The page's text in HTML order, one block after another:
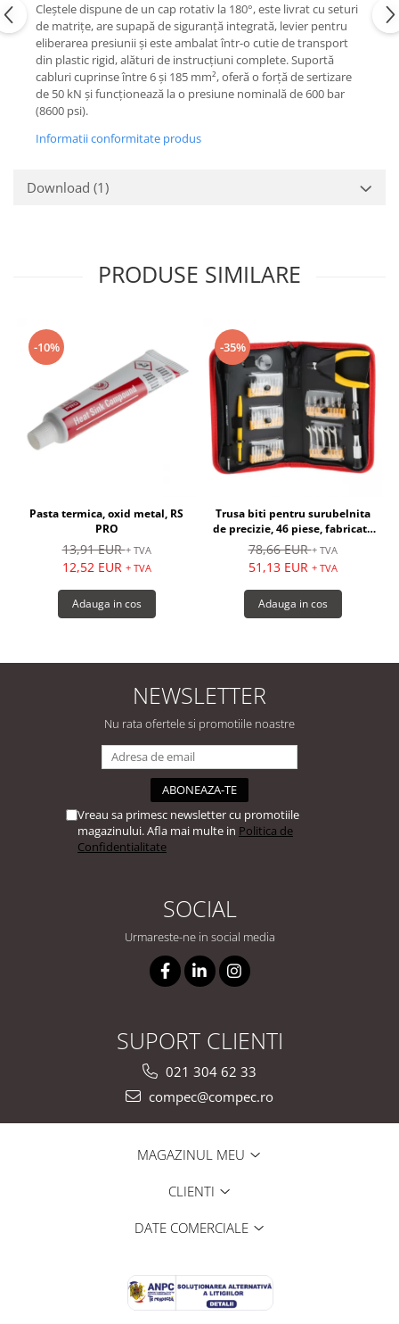
Cleștele dispune de un cap rotativ la 180°, este livrat cu seturi
de matrițe, are supapă de siguranță integrată, levier pentru
eliberarea presiunii și este ambalat într-o cutie de transport
din plastic rigid, alături de instrucțiuni complete. Suportă
cabluri cuprinse între 6 și 185 mm², oferă o forță de sertizare
de 50 kN și funcționează la o presiune nominală de 600 bar
(8600 psi).
Informatii conformitate produs
Download (1)
PRODUSE SIMILARE
-10%
Pasta termica, oxid metal, RS
PRO
13,91 EUR+ TVA
12,52 EUR + TVA
Adauga in cos
-35%
Trusa biti pentru surubelnita
de precizie, 46 piese, fabricate
din otel - RS PRO
78,66 EUR+ TVA
51,13 EUR + TVA
Adauga in cos
NEWSLETTER
Nu rata ofertele si promotiile noastre
Vreau sa primesc newsletter cu promotiile
magazinului. Afla mai multe in Politica de
Confidentialitate
SOCIAL
Urmareste-ne in social media
SUPORT CLIENTI
021 304 62 33
compec@compec.ro
MAGAZINUL MEU
CLIENTI
DATE COMERCIALE